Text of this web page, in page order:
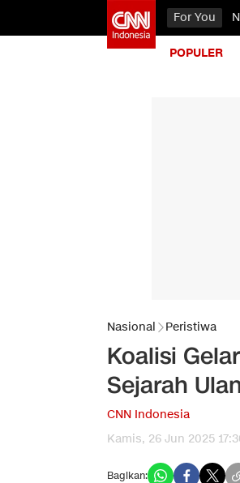
For You
POPULER
Nasional Peristiwa
Koalisi
Sejarah
CNN Indonesia
Kamis, 26 Jun 2025
Bagikan: